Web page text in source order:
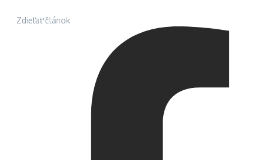
Zdieľať článok